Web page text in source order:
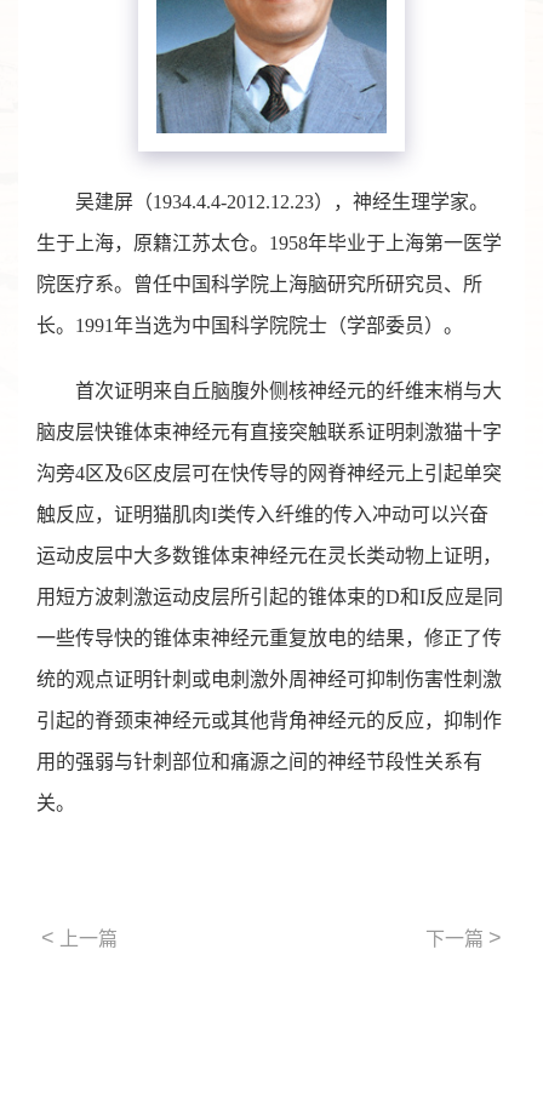
吴建屏（1934.4.4-2012.12.23），神经生理学家。
生于上海，原籍江苏太仓。1958年毕业于上海第一医学
院医疗系。曾任中国科学院上海脑研究所研究员、所
长。1991年当选为中国科学院院士（学部委员）。
首次证明来自丘脑腹外侧核神经元的纤维末梢与大
脑皮层快锥体束神经元有直接突触联系证明刺激猫十字
沟旁4区及6区皮层可在快传导的网脊神经元上引起单突
触反应，证明猫肌肉I类传入纤维的传入冲动可以兴奋
运动皮层中大多数锥体束神经元在灵长类动物上证明，
用短方波刺激运动皮层所引起的锥体束的D和I反应是同
一些传导快的锥体束神经元重复放电的结果，修正了传
统的观点证明针刺或电刺激外周神经可抑制伤害性刺激
引起的脊颈束神经元或其他背角神经元的反应，抑制作
用的强弱与针刺部位和痛源之间的神经节段性关系有
关。
< 上一篇 下一篇 >